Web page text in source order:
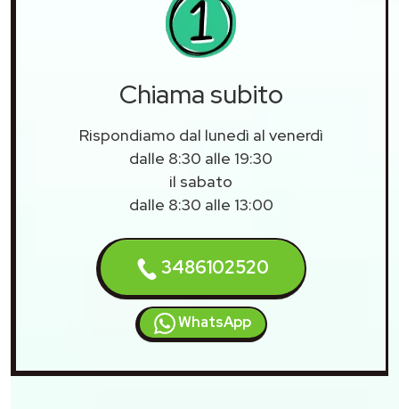
Chiama subito
Rispondiamo dal lunedì al venerdì
dalle 8:30 alle 19:30
il sabato
dalle 8:30 alle 13:00
3486102520
WhatsApp